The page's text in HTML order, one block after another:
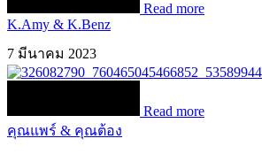
Read more
K.Amy & K.Benz
7 มีนาคม 2023
Read more
คุณแพร์ & คุณต้อง